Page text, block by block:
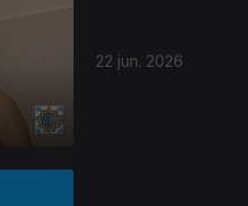
22 jun. 2026